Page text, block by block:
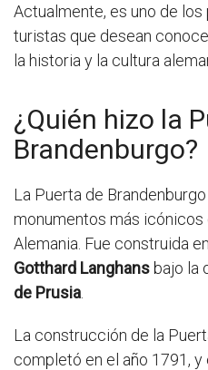
Actualmente, es uno de
turistas que desean
la historia y la cultura
¿Quién hizo la
Brandenburgo?
La Puerta de
monumentos más icónicos
Alemania. Fue construida
Gotthard Langhansbajo la
de Prusia
La construcción de la
completó en el año 1791, y